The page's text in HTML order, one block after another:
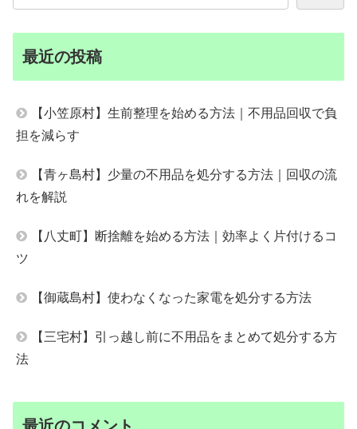
最近の投稿
【小笠原村】生前整理を始める方法｜不用品回収で負
担を減らす
【青ヶ島村】少量の不用品を処分する方法｜回収の流
れを解説
【八丈町】断捨離を始める方法｜効率よく片付けるコ
ツ
【御蔵島村】使わなくなった家電を処分する方法
【三宅村】引っ越し前に不用品をまとめて処分する方
法